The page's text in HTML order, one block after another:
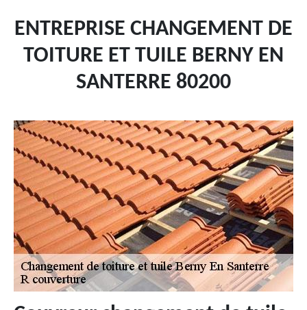
ENTREPRISE CHANGEMENT DE
TOITURE ET TUILE BERNY EN
SANTERRE 80200